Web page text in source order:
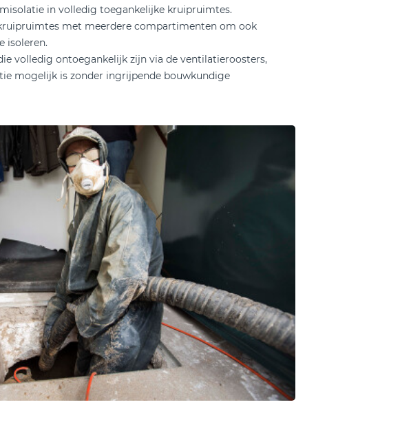
in volledig toegankelijke kruipruimtes.
met meerdere compartimenten om ook
isoleren.
volledig ontoegankelijk zijn via de ventilatieroosters,
mogelijk is zonder ingrijpende bouwkundige